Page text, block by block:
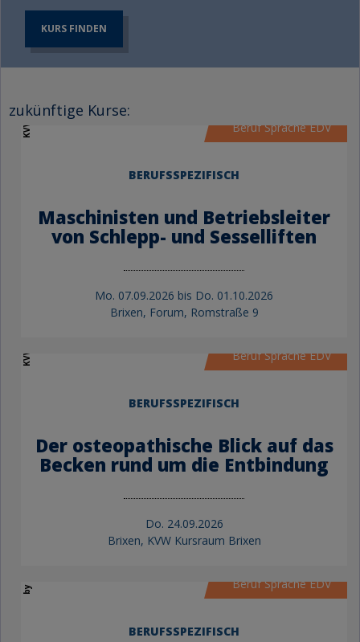
KURS FINDEN
zukünftige Kurse:
KVW Bildung Beruf Sprache EDV
BERUFSSPEZIFISCH
Maschinisten und Betriebsleiter
von Schlepp- und Sesselliften
Mo. 07.09.2026 bis Do. 01.10.2026
Brixen, Forum, Romstraße 9
KVW Bildung Beruf Sprache EDV
BERUFSSPEZIFISCH
Der osteopathische Blick auf das
Becken rund um die Entbindung
Do. 24.09.2026
Brixen, KVW Kursraum Brixen
Beruf Sprache EDV
BERUFSSPEZIFISCH